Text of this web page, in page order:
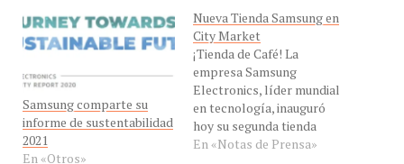
Samsung comparte su
informe de sustentabilidad
2021
En «Otros»
Nueva Tienda Samsung en
City Market
¡Tienda de Café! La
empresa Samsung
Electronics, líder mundial
en tecnología, inauguró
hoy su segunda tienda
Samsung en el Centro
Comercial City Market,
En «Notas de Prensa»